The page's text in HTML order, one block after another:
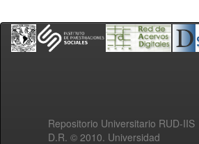
Repositorio Universitario RUD-IIS
D.R. © 2010. Universidad